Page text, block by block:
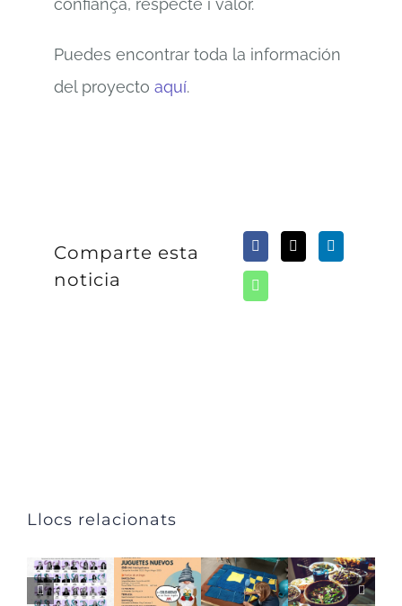
confiança, respecte i valor.
Puedes encontrar toda la información
del proyecto aquí.
Comparte esta
noticia
Llocs relacionats
Arrenca
Edició
d’Escriptores
de
joguines
Mantes
per a
el
nostre